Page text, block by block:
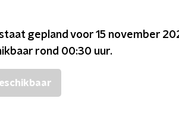
gepland voor 15 november
rond 00:30 uur.